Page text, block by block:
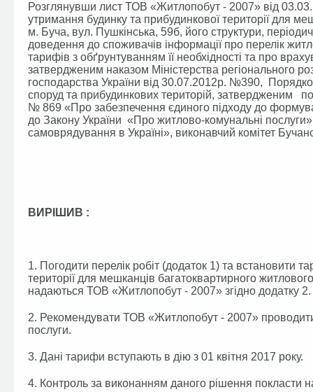
Розглянувши лист ТОВ «Житлопобут - 2007» від
утримання будинку та прибудинкової території для
м. Буча, вул. Пушкінська, 59б, його структури,
доведення до споживачів інформації про перелік
тарифів з обґрунтуванням її необхідності та про
затвердженим наказом Міністерства регіонального
господарства України від 30.07.2012р. №390,
споруд та прибудинкових територій, затвердженим
№ 869 «Про забезпечення єдиного підходу до
до Закону України «Про житлово-комунальні
самоврядування в Україні», виконавчий комітет
ВИРІШИВ :
1. Погодити перелік робіт (додаток 1) та встановити
території для мешканців багатоквартирного
надаються ТОВ «Житлопобут - 2007» згідно додатку 2.
2. Рекомендувати ТОВ «Житлопобут - 2007»
послуги.
3. Дані тарифи вступають в дію з 01 квітня 2017 року.
4. Контроль за виконанням даного рішення покласти